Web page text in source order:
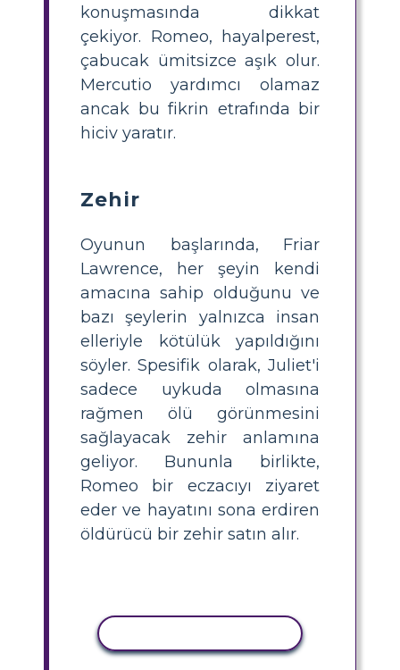
konuşmasında dikkat
çekiyor. Romeo, hayalperest,
çabucak ümitsizce aşık olur.
Mercutio yardımcı olamaz
ancak bu fikrin etrafında bir
hiciv yaratır.
Zehir
Oyunun başlarında, Friar
Lawrence, her şeyin kendi
amacına sahip olduğunu ve
bazı şeylerin yalnızca insan
elleriyle kötülük yapıldığını
söyler. Spesifik olarak, Juliet'i
sadece uykuda olmasına
rağmen ölü görünmesini
sağlayacak zehir anlamına
geliyor. Bununla birlikte,
Romeo bir eczacıyı ziyaret
eder ve hayatını sona erdiren
öldürücü bir zehir satın alır.